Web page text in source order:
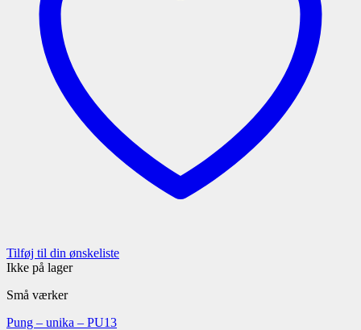
Tilføj til din ønskeliste
Ikke på lager
Små værker
Pung – unika – PU13